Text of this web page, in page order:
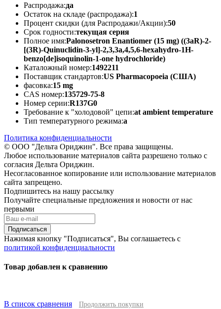
Распродажа:да
Остаток на складе (распродажа):1
Процент скидки (для Распродажи/Акции):50
Срок годности:текущая серия
Полное имя:Palonosetron Enantiomer (15 mg) ((3aR)-2-
[(3R)-Quinuclidin-3-yl]-2,3,3a,4,5,6-hexahydro-1H-
benzo[de]isoquinolin-1-one hydrochloride)
Каталожный номер:1492211
Поставщик стандартов:US Pharmacopoeia (США)
фасовка:15 mg
CAS номер:135729-75-8
Номер серии:R137G0
Требование к "холодовой" цепи:at ambient temperature
Тип температурного режима:а
Политика конфиденциальности
© ООО "Дельта Ориджин". Все права защищены.
Любое использование материалов сайта разрешено только с
согласия Дельта Ориджин.
Несогласованное копирование или использование материалов
сайта запрещено.
Подпишитесь на нашу рассылку
Получайте специальные предложения и новости от нас
первыми
Подписаться
Нажимая кнопку "Подписаться", Вы соглашаетесь с
политикой конфиденциальности
Товар добавлен к сравнению
В список сравнения Продолжить покупки